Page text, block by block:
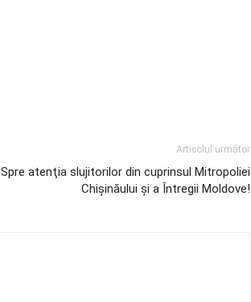
Articolul următor
Spre atenţia slujitorilor din cuprinsul Mitropoliei
Chişinăului şi a Întregii Moldove!